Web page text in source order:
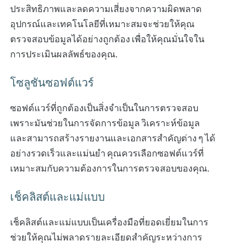
ประสิทธิภาพและลดความเสี่ยงจากความผิดพลาด
อุปกรณ์และเทคโนโลยีที่เหมาะสมจะช่วยให้คุณ
ตรวจสอบข้อมูลได้อย่างถูกต้อง เพื่อให้คุณมั่นใจใน
การประเมินผลลัพธ์ของคุณ.
โซลูชันซอฟต์แวร์
ซอฟต์แวร์ที่ถูกต้องเป็นสิ่งจำเป็นในการตรวจสอบ
เพราะมันช่วยในการจัดการข้อมูล วิเคราะห์ข้อมูล
และสามารถสร้างรายงานและเอกสารสำคัญต่าง ๆ ได้
อย่างรวดเร็วและแม่นยำ คุณควรเลือกซอฟต์แวร์ที่
เหมาะสมกับความต้องการในการตรวจสอบของคุณ.
เช็คลิสต์และแม่แบบ
เช็คลิสต์และแม่แบบเป็นเครื่องมือที่ยอดเยี่ยมในการ
ช่วยให้คุณไม่พลาดรายละเอียดสำคัญระหว่างการ